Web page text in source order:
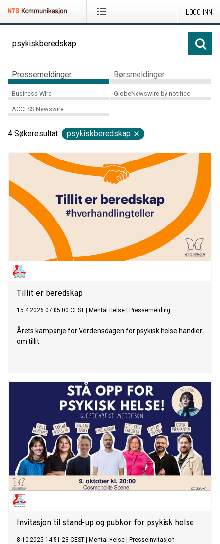
LOGG INN
Pressemeldinger Børsmeldinger
Business Wire GlobeNewswire by notified
ACCESS Newswire
4 Søkeresultat psykiskberedskap
Tillit er beredskap
15.4.2026 07:05:00 CEST Mental Helse Pressemelding
Årets kampanje for Verdensdagen for psykisk helse handler
om tillit.
Invitasjon til stand-up og pubkor for psykisk helse
8.10.2025 14:51:23 CEST Mental Helse Presseinvitasjon